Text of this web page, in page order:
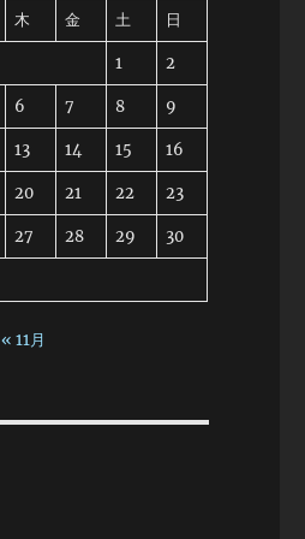
木 金 土 日
1 2
6 7 8 9
13 14 15 16
20 21 22 23
27 28 29 30
« 11月